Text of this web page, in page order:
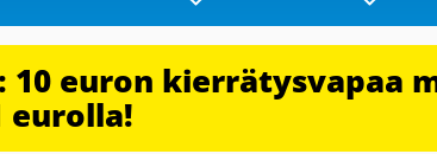
euron kierrätysvapaa
eurolla!